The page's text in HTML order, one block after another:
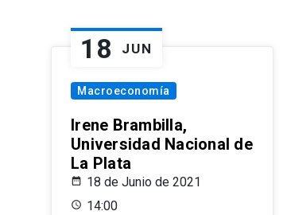
18 JUN
Macroeconomía
Irene Brambilla,
Universidad Nacional de
La Plata
18 de Junio de 2021
14:00